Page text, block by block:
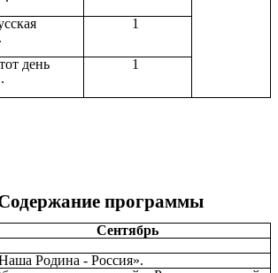
1
день
1
программы
Сентябрь
Родина - Россия».